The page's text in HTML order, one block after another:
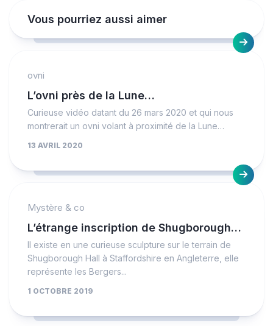
Vous pourriez aussi aimer
ovni
L’ovni près de la Lune…
Curieuse vidéo datant du 26 mars 2020 et qui nous
montrerait un ovni volant à proximité de la Lune…
13 AVRIL 2020
Mystère & co
L’étrange inscription de Shugborough…
Il existe en une curieuse sculpture sur le terrain de
Shugborough Hall à Staffordshire en Angleterre, elle
représente les Bergers...
1 OCTOBRE 2019